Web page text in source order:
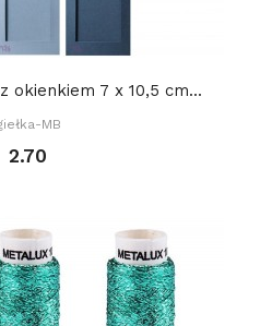
okienkiem 7 x 10,5 cm...
MB
2.70